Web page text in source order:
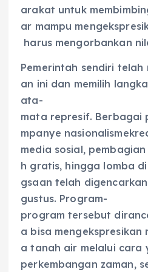
arakat untuk
ar mampu
harus mengorbankan
Pemerintah sendiri
an ini dan memilih
ata-
mata represif. Berbagai
mpanye
media sosial,
h gratis, hingga lomba
gsaan telah
gustus. Program-
program tersebut
a bisa
a tanah air melalui cara
perkembangan zaman,